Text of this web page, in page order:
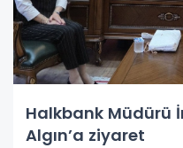
Halkbank Müdürü
Algın’a ziyaret